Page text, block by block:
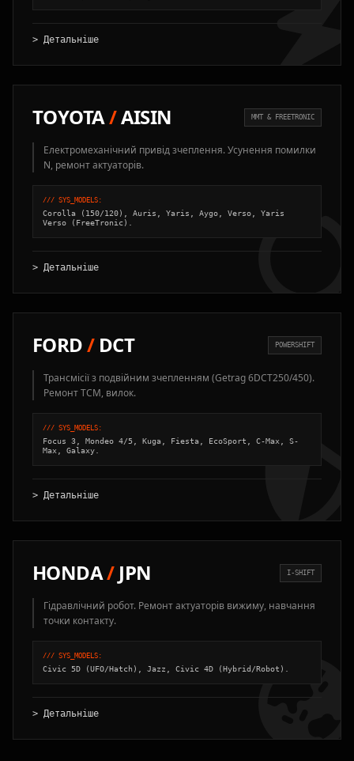
> Детальніше
TOYOTA/AISIN MMT & FREETRONIC
Електромеханічний привід зчеплення. Усунення помилки
N, ремонт актуаторів.
/// SYS_MODELS:
Corolla (150/120), Auris, Yaris, Aygo, Verso, Yaris
Verso (FreeTronic).
> Детальніше
FORD/DCT POWERSHIFT
Трансмісії з подвійним зчепленням (Getrag 6DCT250/450).
Ремонт TCM, вилок.
/// SYS_MODELS:
Focus 3, Mondeo 4/5, Kuga, Fiesta, EcoSport, C-Max, S-
Max, Galaxy.
> Детальніше
HONDA/JPN I-SHIFT
Гідравлічний робот. Ремонт актуаторів вижиму, навчання
точки контакту.
/// SYS_MODELS:
Civic 5D (UFO/Hatch), Jazz, Civic 4D (Hybrid/Robot).
> Детальніше